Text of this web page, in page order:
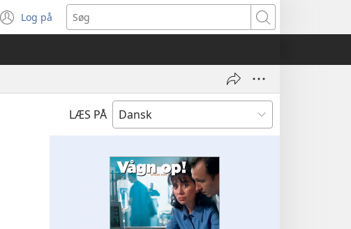
Log på
(åbner
nyt
Søg
LÆS PÅ